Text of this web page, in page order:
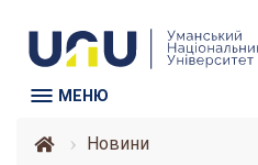
МЕНЮ
Новини